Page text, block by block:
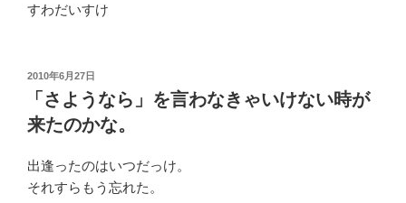
すわだいすけ
投
2010年6月27日
「さようなら」を言わなきゃいけない時が
来たのかな。
出逢ったのはいつだっけ。
それすらもう忘れた。